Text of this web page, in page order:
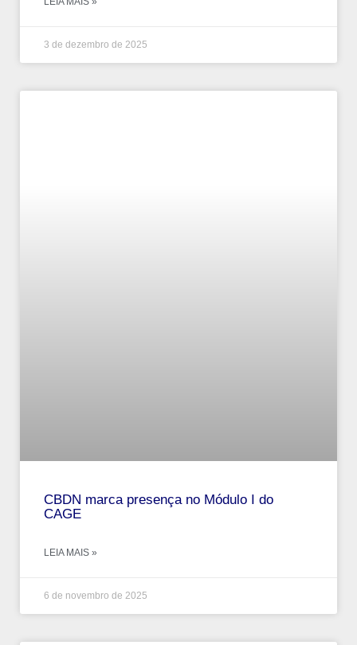
3 de dezembro de 2025
CBDN marca presença no Módulo I do
CAGE
LEIA MAIS »
6 de novembro de 2025